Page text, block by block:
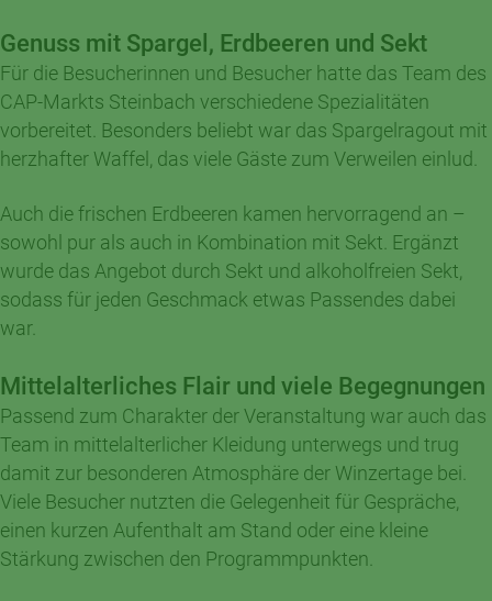
Genuss mit Spargel, Erdbeeren und Sekt
Für die Besucherinnen und Besucher hatte das Team des
CAP-Markts Steinbach verschiedene Spezialitäten
vorbereitet. Besonders beliebt war das Spargelragout mit
herzhafter Waffel, das viele Gäste zum Verweilen einlud.
Auch die frischen Erdbeeren kamen hervorragend an –
sowohl pur als auch in Kombination mit Sekt. Ergänzt
wurde das Angebot durch Sekt und alkoholfreien Sekt,
sodass für jeden Geschmack etwas Passendes dabei
war.
Mittelalterliches Flair und viele Begegnungen
Passend zum Charakter der Veranstaltung war auch das
Team in mittelalterlicher Kleidung unterwegs und trug
damit zur besonderen Atmosphäre der Winzertage bei.
Viele Besucher nutzten die Gelegenheit für Gespräche,
einen kurzen Aufenthalt am Stand oder eine kleine
Stärkung zwischen den Programmpunkten.